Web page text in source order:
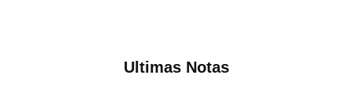
Ultimas Notas